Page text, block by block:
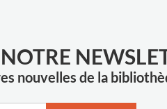
nouvelles de la